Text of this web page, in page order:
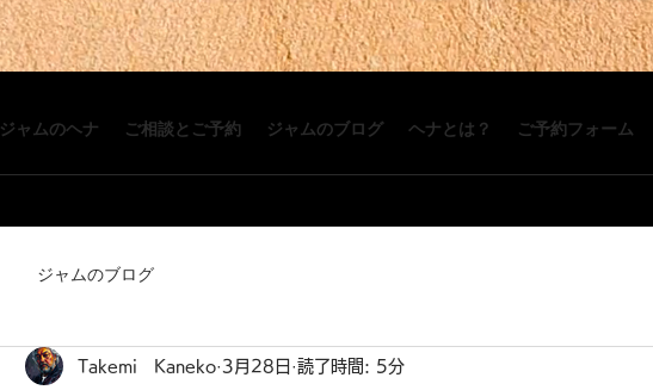
ジャムのヘナ ご相談とご予約 ジャムのブログ ヘナとは？ ご予約フォーム
ジャムのブログ
Takemi Kaneko 3月28日 読了時間: 5分